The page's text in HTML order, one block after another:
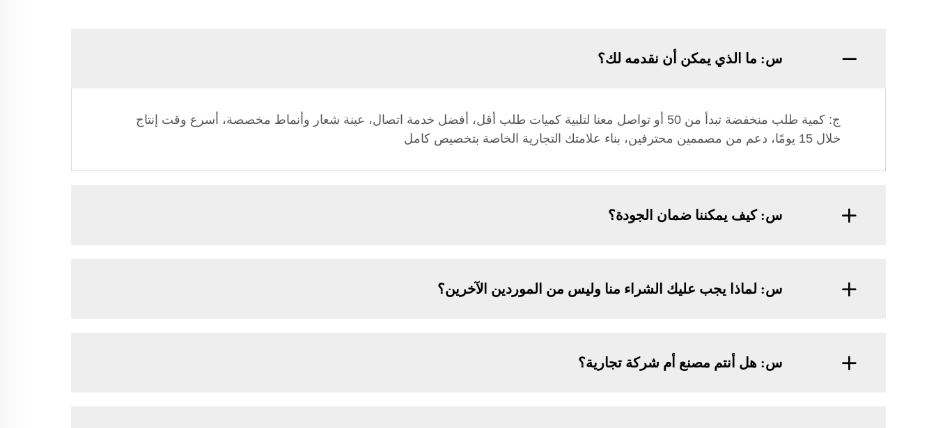
س: ما الذي يمكن أن نقدمه لك؟
ج: كمية طلب منخفضة تبدأ من 50 أو تواصل معنا لتلبية كميات طلب أقل، أفضل خدمة اتصال، عينة شعار وأنماط مخصصة، أسرع وقت إنتاج
خلال 15 يومًا، دعم من مصممين محترفين، بناء علامتك التجارية الخاصة بتخصيص كامل
س: كيف يمكننا ضمان الجودة؟
س: لماذا يجب عليك الشراء منا وليس من الموردين الآخرين؟
س: هل أنتم مصنع أم شركة تجارية؟